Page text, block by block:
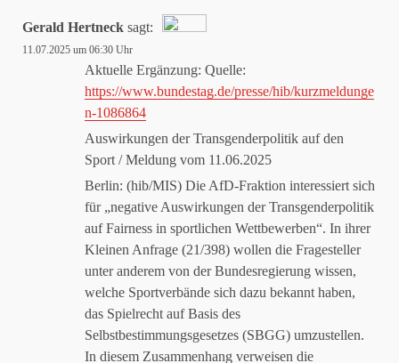
Gerald Hertneck sagt:
Das „Echte-Person“-Abzeichen!
Anti-Spam von CleanTalk
11.07.2025 um 06:30 Uhr
Aktuelle Ergänzung: Quelle:
https://www.bundestag.de/presse/hib/kurzmeldunge
n-1086864
Auswirkungen der Transgenderpolitik auf den
Sport / Meldung vom 11.06.2025
Berlin: (hib/MIS) Die AfD-Fraktion interessiert sich
für „negative Auswirkungen der Transgenderpolitik
auf Fairness in sportlichen Wettbewerben“. In ihrer
Kleinen Anfrage (21/398) wollen die Fragesteller
unter anderem von der Bundesregierung wissen,
welche Sportverbände sich dazu bekannt haben,
das Spielrecht auf Basis des
Selbstbestimmungsgesetzes (SBGG) umzustellen.
In diesem Zusammenhang verweisen die